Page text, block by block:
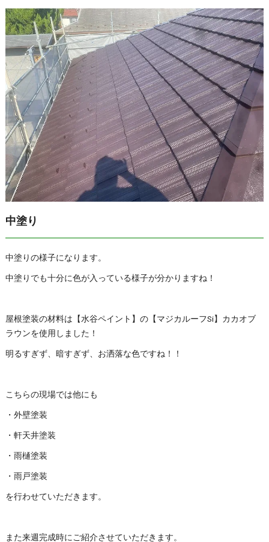
中塗り
中塗りの様子になります。
中塗りでも十分に色が入っている様子が分かりますね！
屋根塗装の材料は【水谷ペイント】の【マジカルーフSi】カカオブ
ラウンを使用しました！
明るすぎず、暗すぎず、お洒落な色ですね！！
こちらの現場では他にも
・外壁塗装
・軒天井塗装
・雨樋塗装
・雨戸塗装
を行わせていただきます。
また来週完成時にご紹介させていただきます。